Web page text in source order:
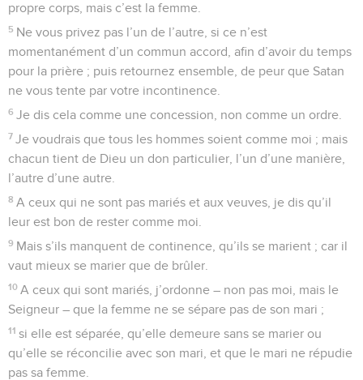
propre corps, mais c’est la femme.
5 Ne vous privez pas l’un de l’autre, si ce n’est
momentanément d’un commun accord, afin d’avoir du temps
pour la prière ; puis retournez ensemble, de peur que Satan
ne vous tente par votre incontinence.
6 Je dis cela comme une concession, non comme un ordre.
7 Je voudrais que tous les hommes soient comme moi ; mais
chacun tient de Dieu un don particulier, l’un d’une manière,
l’autre d’une autre.
8 A ceux qui ne sont pas mariés et aux veuves, je dis qu’il
leur est bon de rester comme moi.
9 Mais s’ils manquent de continence, qu’ils se marient ; car il
vaut mieux se marier que de brûler.
10 A ceux qui sont mariés, j’ordonne – non pas moi, mais le
Seigneur – que la femme ne se sépare pas de son mari ;
11 si elle est séparée, qu’elle demeure sans se marier ou
qu’elle se réconcilie avec son mari, et que le mari ne répudie
pas sa femme.